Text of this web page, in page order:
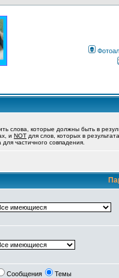
слова, которые должны быть в
и NOT для слов, которых в
частичного совпадения.
Сообщения Темы